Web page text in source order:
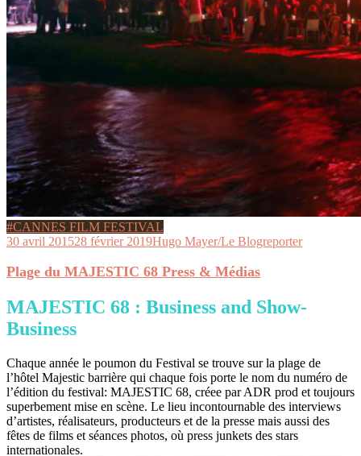
#CANNES FILM FESTIVAL
30 avril 201528 février 2019Hugo Mayer/Le Blogreporter
Plage du MAJESTIC 68 Press & Médias
MAJESTIC 68 : Business and Show-
Business
Chaque année le poumon du Festival se trouve sur la plage de
l’hôtel Majestic barrière qui chaque fois porte le nom du numéro de
l’édition du festival: MAJESTIC 68, créee par ADR prod et toujours
superbement mise en scène. Le lieu incontournable des interviews
d’artistes, réalisateurs, producteurs et de la presse mais aussi des
fêtes de films et séances photos, où press junkets des stars
internationales.